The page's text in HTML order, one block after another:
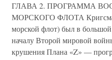
ГЛАВА 2. ПРОГРАММА
МОРСКОГО ФЛОТА
морской флот) был в
началу Второй мировой
крушения Плана «Z» —